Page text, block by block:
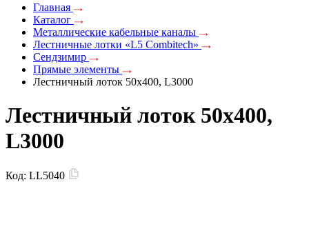
Главная
Каталог
Металлические кабельные каналы
Лестничные лотки «L5 Combitech»
Сендзимир
Прямые элементы
Лестничный лоток 50х400, L3000
Лестничный лоток 50х400,
L3000
Код: LL5040